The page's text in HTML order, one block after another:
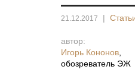
21.12.2017 |
автор:
Игорь Кононов
обозреватель ЭЖ